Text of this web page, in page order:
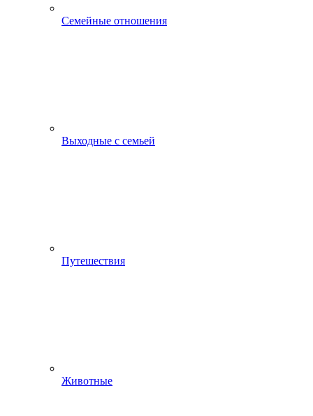
Семейные отношения
Выходные с семьей
Путешествия
Животные